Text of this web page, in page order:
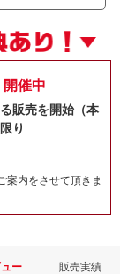
催中
販売を開始（本
り
案内をさせて頂きま
ー 販売実績